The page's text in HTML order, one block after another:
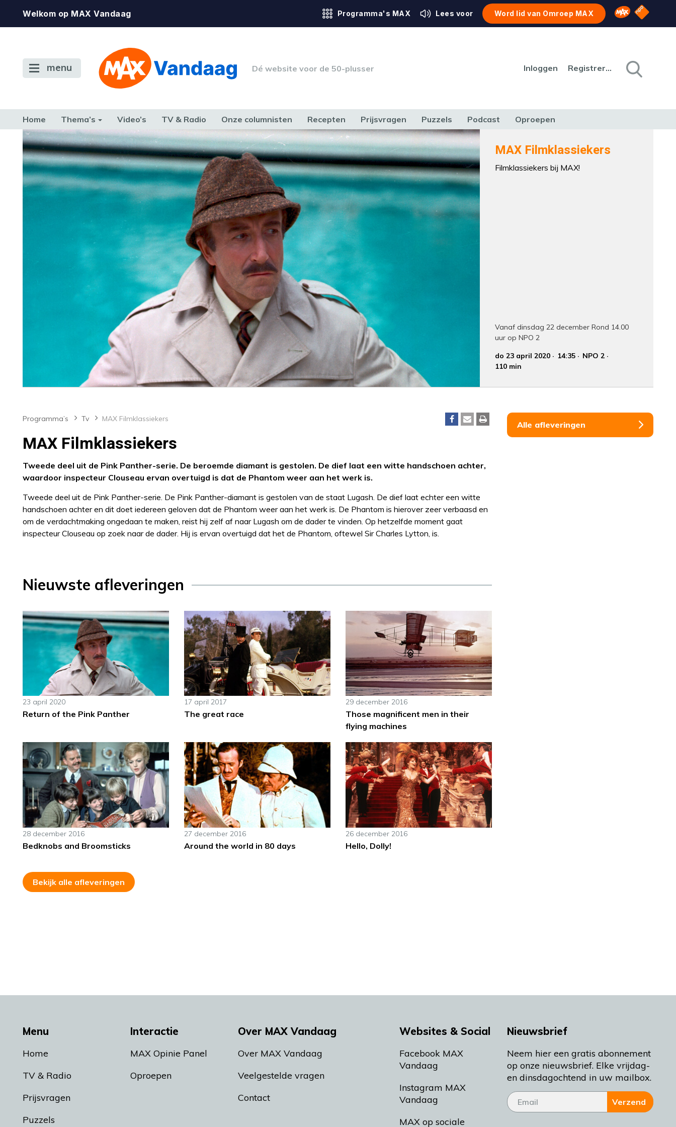
Welkom op MAX Vandaag Programma's MAX Lees voor Word lid van Omroep MAX Omroep MAX
NPO
menu Dé website voor de 50-plusser Inloggen Registreren
Home Thema’s Video’s TV & Radio Onze columnisten Recepten Prijsvragen Puzzels Podcast Oproepen
CONSUMENT ETEN & DRINKEN FAMILIE & RELATIE GELD, WERK & RECHT GEZONDHEID & SPORT HUIS, TUIN & HOBBY MEDIA & CULTUUR
TERUG NAAR TOEN MAX Filmklassiekers
Filmklassiekers bij MAX!
Vanaf dinsdag 22 december Rond 14.00
uur op NPO 2
do 23 april 2020
14:35
NPO 2
110 min
Programma’s Tv MAX Filmklassiekers
MAX Filmklassiekers
Tweede deel uit de Pink Panther-serie. De beroemde diamant is gestolen. De dief laat een witte handschoen achter,
waardoor inspecteur Clouseau ervan overtuigd is dat de Phantom weer aan het werk is.
Tweede deel uit de Pink Panther-serie. De Pink Panther-diamant is gestolen van de staat Lugash. De dief laat echter een witte
handschoen achter en dit doet iedereen geloven dat de Phantom weer aan het werk is. De Phantom is hierover zeer verbaasd en
om de verdachtmaking ongedaan te maken, reist hij zelf af naar Lugash om de dader te vinden. Op hetzelfde moment gaat
inspecteur Clouseau op zoek naar de dader. Hij is ervan overtuigd dat het de Phantom, oftewel Sir Charles Lytton, is.
Nieuwste afleveringen
23 april 2020
Return of the Pink Panther
17 april 2017
The great race
29 december 2016
Those magnificent men in their
flying machines
28 december 2016
Bedknobs and Broomsticks
27 december 2016
Around the world in 80 days
26 december 2016
Hello, Dolly!
Bekijk alle afleveringen
Alle afleveringen
Menu
Home
TV & Radio
Prijsvragen
Puzzels
Interactie
MAX Opinie Panel
Oproepen
Over MAX Vandaag
Over MAX Vandaag
Veelgestelde vragen
Contact
Websites & Social
Facebook MAX
Vandaag
Instagram MAX
Vandaag
MAX op sociale
Nieuwsbrief
Neem hier een gratis abonnement
op onze nieuwsbrief. Elke vrijdag-
en dinsdagochtend in uw mailbox.
Verzend